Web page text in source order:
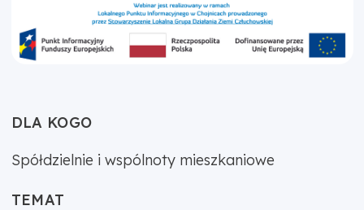
DLA KOGO
Spółdzielnie i wspólnoty mieszkaniowe
TEMAT